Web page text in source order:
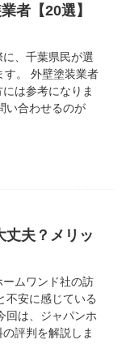
者【20選】
、千葉県民が選
す。 外壁塗装業者
は参考になりま
い合わせるのが
丈夫？メリッ
ームワンド社の訪
不安に感じている
回は、ジャパンホ
評判を解説しま